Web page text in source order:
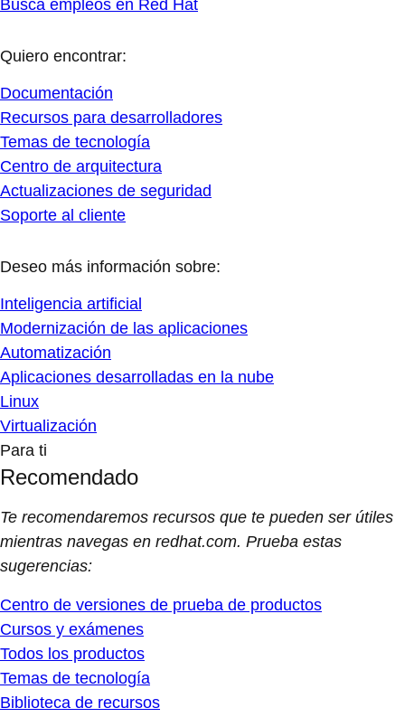
Busca empleos en Red Hat
Quiero encontrar:
Documentación
Recursos para desarrolladores
Temas de tecnología
Centro de arquitectura
Actualizaciones de seguridad
Soporte al cliente
Deseo más información sobre:
Inteligencia artificial
Modernización de las aplicaciones
Automatización
Aplicaciones desarrolladas en la nube
Linux
Virtualización
Para ti
Recomendado
Te recomendaremos recursos que te pueden ser útiles
mientras navegas en redhat.com. Prueba estas
sugerencias:
Centro de versiones de prueba de productos
Cursos y exámenes
Todos los productos
Temas de tecnología
Biblioteca de recursos